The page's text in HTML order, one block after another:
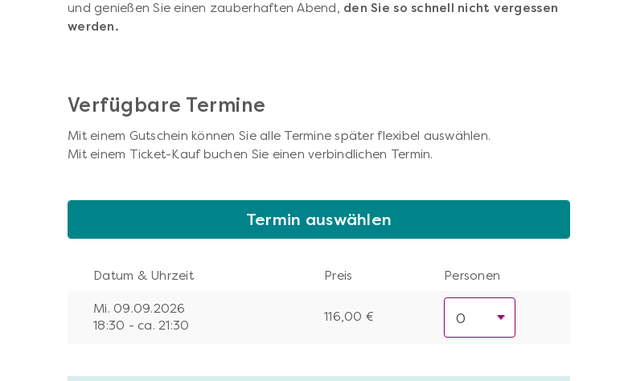
und genießen Sie einen zauberhaften Abend, den Sie so schnell nicht vergessen
werden.
Verfügbare Termine
Mit einem Gutschein können Sie alle Termine später flexibel auswählen.
Mit einem Ticket-Kauf buchen Sie einen verbindlichen Termin.
Termin auswählen
Datum & Uhrzeit Preis Personen
Mi. 09.09.2026
18:30 - ca. 21:30
116,00 €